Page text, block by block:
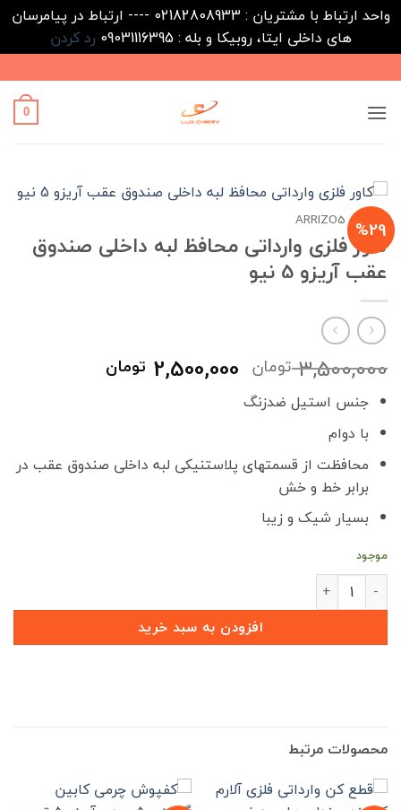
واحد ارتباط با مشتریان : 02182808933 ---- ارتباط در پیامرسان
های داخلی ایتا، روبیکا و بله : 09031116395
رد کردن
to
content
0
%29
خانه /
ARRIZO5
کاور فلزی وارداتی محافظ لبه داخلی صندوق
عقب آریزو 5 نیو
3,500,000 تومان قیمت
اصلی
2,500,000 تومان
جنس استیل ضدزنگ
با دوام
محافظت از قسمتهای پلاستنیکی لبه داخلی صندوق عقب در
برابر خط و خش
بسیار شیک و زیبا
موجود
کاور فلزی وارداتی محافظ لبه داخلی صندوق عقب آریزو 5 نیو عدد
افزودن به سبد خرید
محصولات مرتبط